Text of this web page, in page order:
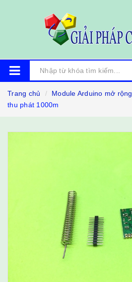
Trang chủ Module Arduino mở rộng
thu phát 1000m